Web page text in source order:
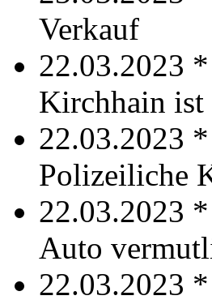
Verkauf
22.03.2023 *
Kirchhain ist
22.03.2023 *
Polizeiliche
22.03.2023 *
Auto
22.03.2023 *